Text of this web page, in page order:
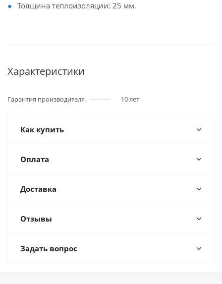
Толщина теплоизоляции: 25 мм.
Характеристики
Гарантия производителя 10 лет
Как купить
Оплата
Доставка
Отзывы
Задать вопрос